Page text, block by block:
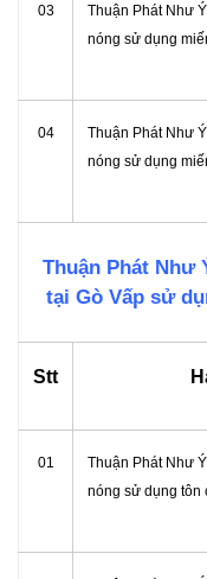
03
Thuận Phát Như
nóng sử dụng
04
Thuận Phát Như
nóng sử dụng
Thuận Phát Như
tại Gò Vấp sử
Stt
01
Thuận Phát Như
nóng sử dụng tôn